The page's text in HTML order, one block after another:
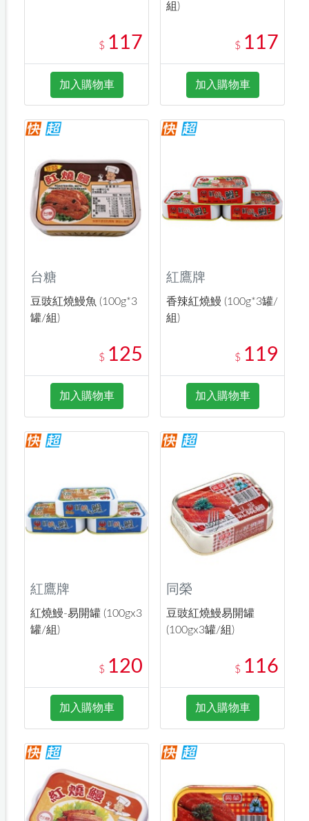
$ 117
加入購物車
組)
$ 117
加入購物車
台糖
豆豉紅燒鰻魚 (100g*3
罐/組)
$ 125
加入購物車
紅鷹牌
香辣紅燒鰻 (100g*3罐/
組)
$ 119
加入購物車
紅鷹牌
紅燒鰻-易開罐 (100gx3
罐/組)
$ 120
加入購物車
同榮
豆豉紅燒鰻易開罐
(100gx3罐/組)
$ 116
加入購物車